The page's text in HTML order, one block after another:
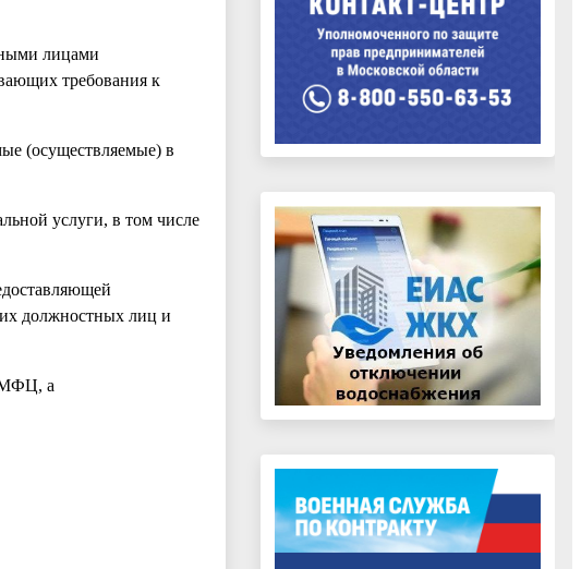
лицами
требования к
(осуществляемые) в
услуги, в том числе
должностных лиц и
МФЦ, а